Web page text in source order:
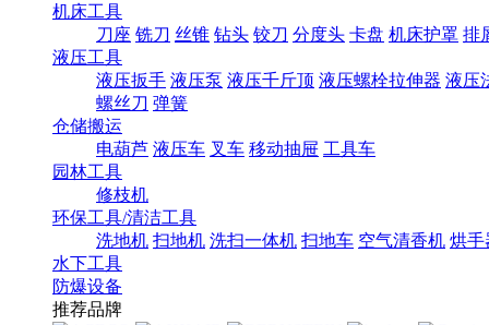
机床工具
刀座 铣刀 丝锥 钻头 铰刀 分度头 卡盘 机床护罩 排
液压工具
液压扳手 液压泵 液压千斤顶 液压螺栓拉伸器 液压
螺丝刀 弹簧
仓储搬运
电葫芦 液压车 叉车 移动抽屉 工具车
园林工具
修枝机
环保工具/清洁工具
洗地机 扫地机 洗扫一体机 扫地车 空气清香机 烘手
水下工具
防爆设备
推荐品牌